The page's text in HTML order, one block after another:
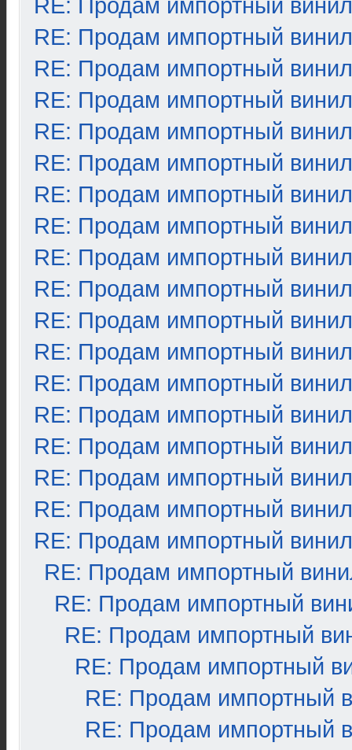
RE: Продам импортный винил
RE: Продам импортный винил
RE: Продам импортный винил
RE: Продам импортный винил
RE: Продам импортный винил
RE: Продам импортный винил
RE: Продам импортный винил
RE: Продам импортный винил
RE: Продам импортный винил
RE: Продам импортный винил
RE: Продам импортный винил
RE: Продам импортный винил
RE: Продам импортный винил
RE: Продам импортный винил
RE: Продам импортный винил
RE: Продам импортный винил
RE: Продам импортный винил
RE: Продам импортный винил
RE: Продам импортный
RE: Продам импортный
RE: Продам импортный
RE: Продам импортный
RE: Продам импортный
RE: Продам импортный